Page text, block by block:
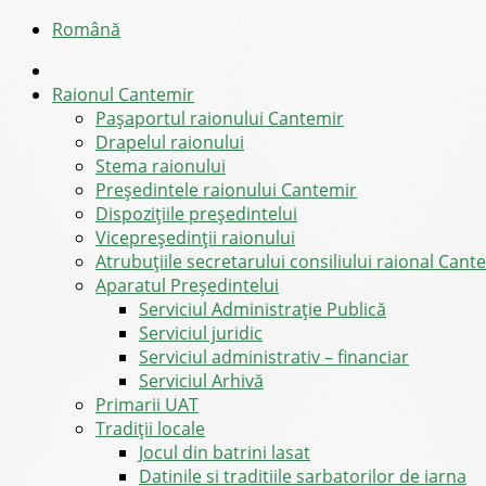
Română
Raionul Cantemir
Pașaportul raionului Cantemir
Drapelul raionului
Stema raionului
Preşedintele raionului Cantemir
Dispozițiile președintelui
Vicepreşedinţii raionului
Atrubuțiile secretarului consiliului raional
Aparatul Preşedintelui
Serviciul Administraţie Publică
Serviciul juridic
Serviciul administrativ – financiar
Serviciul Arhivă
Primarii UAT
Tradiții locale
Jocul din batrini lasat
Datinile si traditiile sarbatorilor de iarna